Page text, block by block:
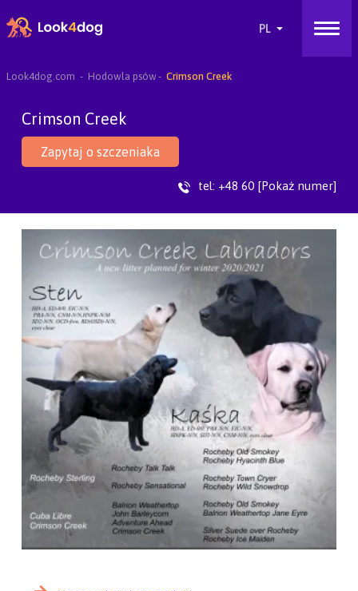
Look4dog.com Hodowla psów Crimson Creek
Crimson Creek
Zapytaj o szczeniaka
tel: +48 60 [Pokaż numer]